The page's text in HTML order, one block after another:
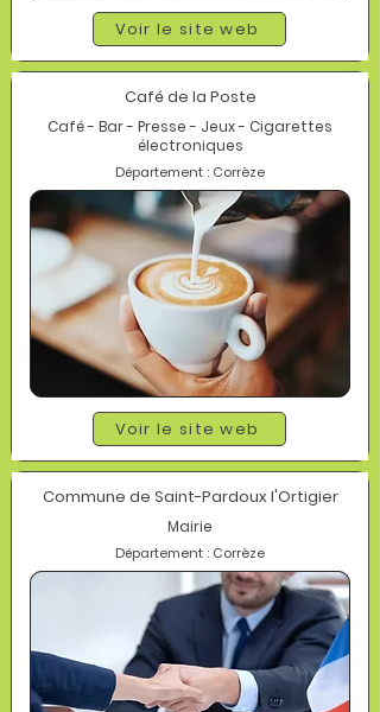
Voir le site web
Café de la Poste
Café - Bar - Presse - Jeux - Cigarettes
électroniques
Département : Corrèze
Voir le site web
Commune de Saint-Pardoux l'Ortigier
Mairie
Département : Corrèze